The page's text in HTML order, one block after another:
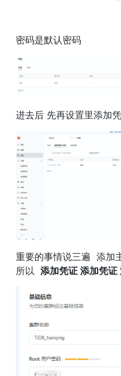
密码是默认密码
进去后 先再设置里添加
重要的事情说三遍  添加
所以 添加凭证 添加凭证